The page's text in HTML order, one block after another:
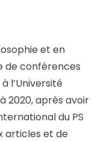
et en
de conférences
l’Université
2020, après avoir
du PS
articles et de